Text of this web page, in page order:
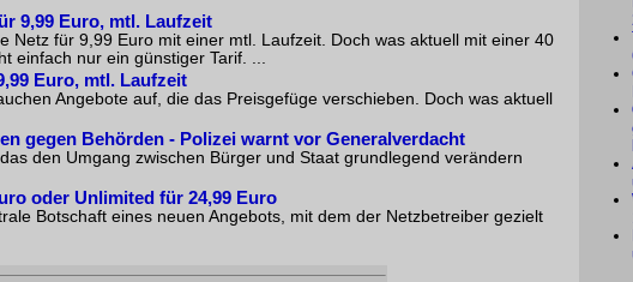
9,99 Euro, mtl. Laufzeit
für 9,99 Euro mit einer mtl. Laufzeit. Doch was aktuell mit einer 40
einfach nur ein günstiger Tarif. ...
Euro, mtl. Laufzeit
Angebote auf, die das Preisgefüge verschieben. Doch was aktuell
gegen Behörden - Polizei warnt vor Generalverdacht
den Umgang zwischen Bürger und Staat grundlegend verändern
oder Unlimited für 24,99 Euro
Botschaft eines neuen Angebots, mit dem der Netzbetreiber gezielt